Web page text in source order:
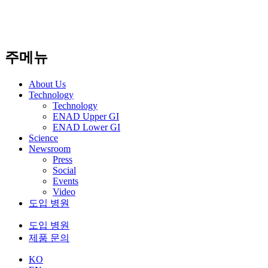
주메뉴
About Us​
Technology
Technology
ENAD Upper GI
ENAD Lower GI
Science
Newsroom
Press
Social
Events
Video
도입 병원
도입 병원
제품 문의
KO